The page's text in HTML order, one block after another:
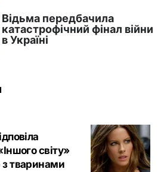
світу»
з тваринами